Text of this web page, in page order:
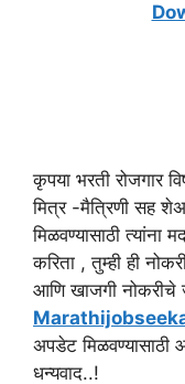
कृपया भरती रोजगार
मित्र -मैत्रिणी सह
मिळवण्यासाठी त्यांना
करिता , तुम्ही ही
आणि खाजगी नोकरीचे
अपडेट मिळवण्यासाठी
धन्यवाद..!